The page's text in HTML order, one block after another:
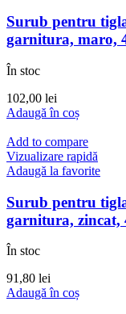
Surub pentru
garnitura, maro,
În stoc
102,00 lei
Adaugă în coș
Add to compare
Vizualizare rapidă
Adaugă la favorite
Surub pentru
garnitura, zincat,
În stoc
91,80 lei
Adaugă în coș